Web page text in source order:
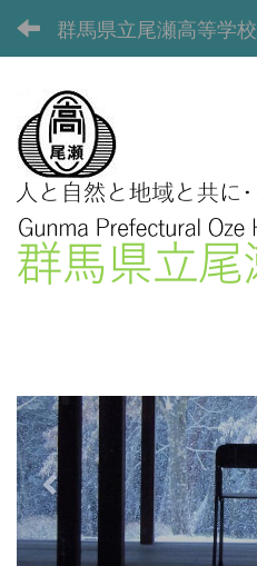
群馬県立尾瀬高等学校
e
v
i
o
u
s